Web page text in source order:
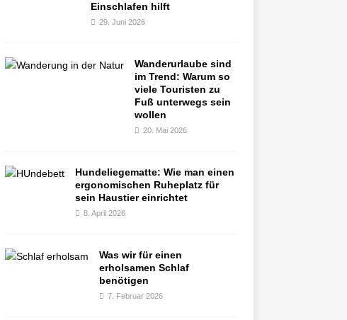
Einschlafen hilft
29. Juni 2026
Wanderurlaube sind
im Trend: Warum so
viele Touristen zu
Fuß unterwegs sein
wollen
20. Mai 2026
Hundeliegematte: Wie man einen
ergonomischen Ruheplatz für
sein Haustier einrichtet
8. April 2026
Was wir für einen
erholsamen Schlaf
benötigen
7. Februar 2026